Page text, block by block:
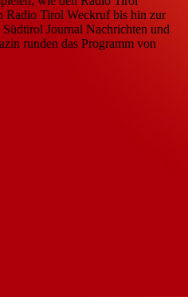
Radio Tirol Weckruf bis hin zur
Journal Nachrichten und
runden das Programm von